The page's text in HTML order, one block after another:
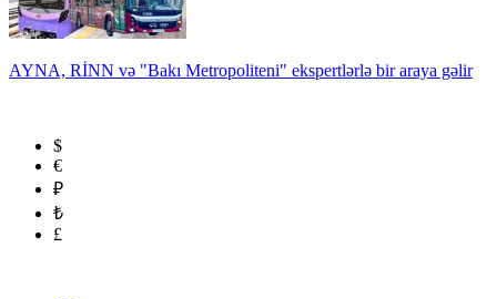
AYNA, RİNN və "Bakı Metropoliteni" ekspertlərlə bir araya gəlir
$
€
₽
₺
£